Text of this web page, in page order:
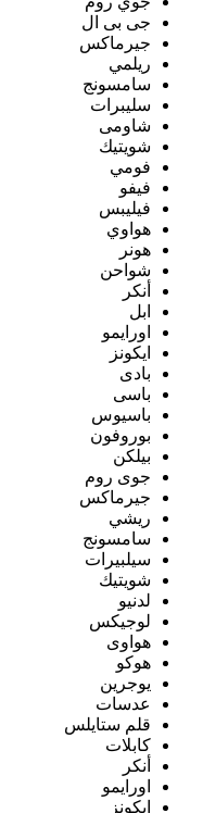
جى بى ال
جيرماكس
ريلمي
سامسونج
سليبرات
شاومى
شويتيك
فومي
فيفو
فيليبس
هواوي
هونر
شواحن
أنكر
ابل
اورايمو
ايكونز
بادى
باسى
باسيوس
بوروفون
بيلكن
جوى روم
جيرماكس
ريشي
سامسونج
سيلبيرات
شويتيك
لدنيو
لوجيكس
هواوى
هوكو
يوجرين
عدسات
قلم ستايلس
كابلات
أنكر
اورايمو
ايكونز